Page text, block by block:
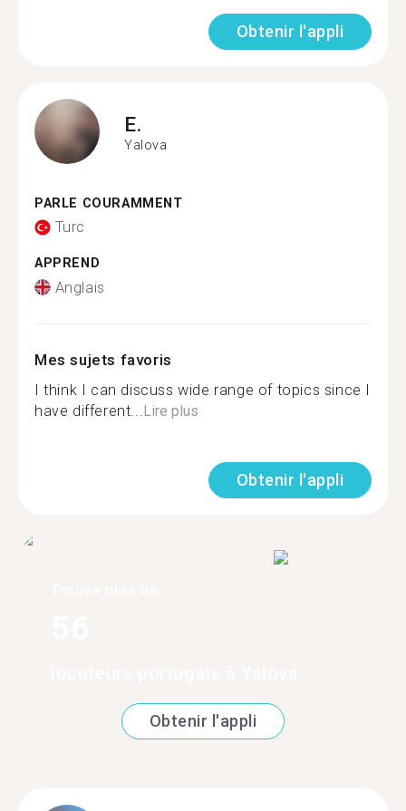
Obtenir l'appli
E.
Yalova
PARLE COURAMMENT
Turc
APPREND
Anglais
Mes sujets favoris
I think I can discuss wide range of topics since I
have different... Lire plus
Obtenir l'appli
Obtenir l'appli